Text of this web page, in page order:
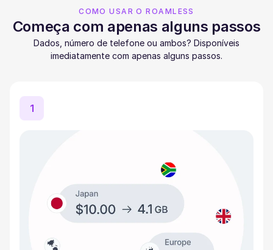
COMO USAR O ROAMLESS
Começa com apenas alguns passos
Dados, número de telefone ou ambos? Disponíveis
imediatamente com apenas alguns passos.
1